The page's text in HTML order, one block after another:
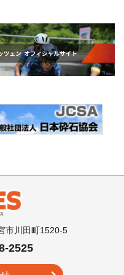
市川田町1520-5
2525